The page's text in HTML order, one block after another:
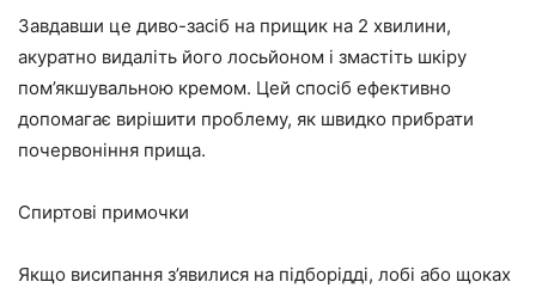
Завдавши це диво-засіб на прищик на 2 хвилини,
акуратно видаліть його лосьйоном і змастіть шкіру
пом’якшувальною кремом. Цей спосіб ефективно
допомагає вирішити проблему, як швидко прибрати
почервоніння прища.
Спиртові примочки
Якщо висипання з’явилися на підборідді, лобі або щоках